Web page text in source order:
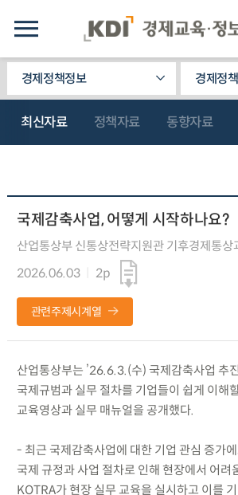
경제정책정보 경제정
최신자료 정책자료 동향자료
국제감축사업, 어떻게 시작하나요?
산업통상부 신통상전략지원관 기후경제통상
2026.06.03
2p
관련주제시계열
산업통상부는 ’26.6.3.(수) 국제감축사업 추
국제규범과 실무 절차를 기업들이 쉽게 이해
교육영상과 실무 매뉴얼을 공개했다.
- 최근 국제감축사업에 대한 기업 관심 증가
국제 규정과 사업 절차로 인해 현장에서 어려
KOTRA가 현장 실무 교육을 실시하고 이를